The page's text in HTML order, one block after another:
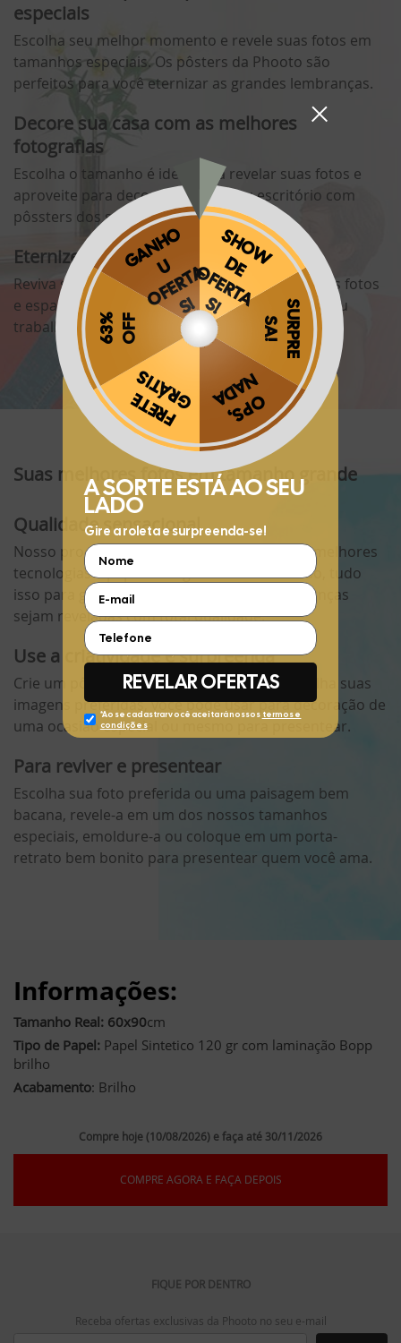
especiais
Escolha seu melhor momento e revele suas fotos em
tamanhos especiais. Os pôsters da Phooto são
perfeitos para você eternizar as grandes lembranças.
Decore sua casa com as melhores
fotografias
Escolha o tamanho é ideal para revelar suas fotos e
aproveite para decorar sua casa ou escritório com
pôssters dos seus melhores momentos.
Eternize suas lembranças
Reviva suas lembranças no dia-a-dia, revele suas fotos
e espalhe-as por lugares especiais na sua casa ou
trabalho, onde você possa vê-las todos os dias.
Suas melhores fotos em tamanho grande
Qualidade sensacional
Nosso processo de revelação é feito com as melhores
tecnologias e papéis fotográficos do mercado, tudo
isso para garantir que suas melhores lembranças
sejam reveladas com total qualidade.
Use a criatividade e surpreenda
Crie um pôster com sua melhor foto ou escolha suas
imagens preferidas, você pode usar para decoração de
uma ocasião especial ou mesmo para presentear.
Para reviver e presentear
Escolha sua foto preferida ou uma paisagem bem
bacana, revele-a em um dos nossos tamanhos
especiais, emoldure-a ou coloque em um porta-
retrato bem bonito para presentear quem você ama.
Informações:
Tamanho Real: 60x90cm
Tipo de Papel: Papel Sintetico 120 gr com laminação Bopp
brilho
Acabamento: Brilho
Compre hoje (10/08/2026) e faça até 30/11/2026
COMPRE AGORA E FAÇA DEPOIS
FIQUE POR DENTRO
Receba ofertas exclusivas da Phooto no seu e-mail
Obrigado por se cadastrar na
Aproveite e receba as novidades e ofertas exclusivas da